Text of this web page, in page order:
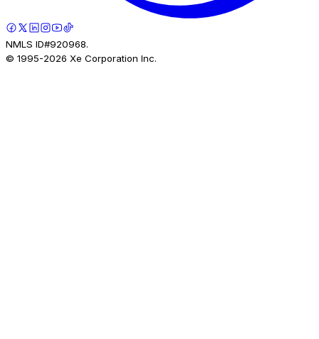
NMLS ID#920968.
© 1995-2026 Xe Corporation Inc.